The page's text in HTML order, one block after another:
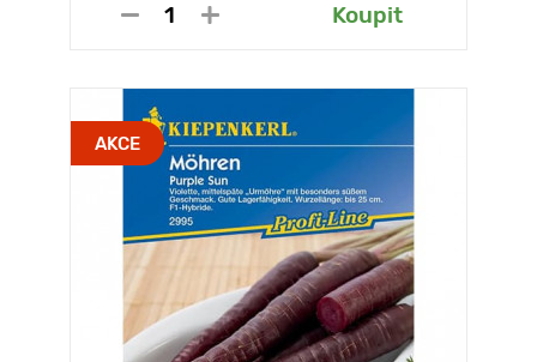
Koupit
AKCE